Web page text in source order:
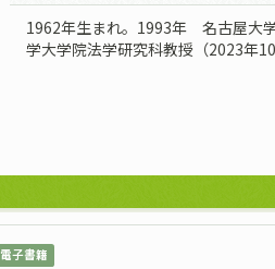
1962年生まれ。1993年 名古屋大
学大学院法学研究科教授（2023年
電子書籍